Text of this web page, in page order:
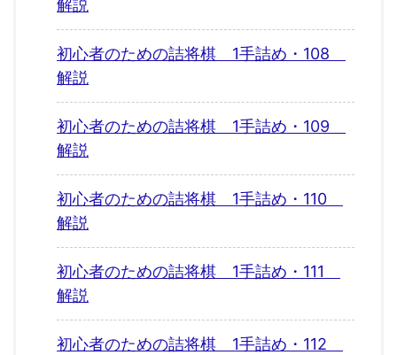
解説
初心者のための詰将棋 1手詰め・108
解説
初心者のための詰将棋 1手詰め・109
解説
初心者のための詰将棋 1手詰め・110
解説
初心者のための詰将棋 1手詰め・111
解説
初心者のための詰将棋 1手詰め・112